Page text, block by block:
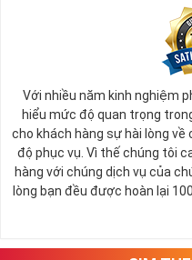
Sim Lục
Với những người có mệnh hợp
vào quá trình làm việc, họ luôn
Với nhiều năm kinh nghiệm
hiểu mức độ quan trọng
cho khách hàng sự hài lòng
độ phục vụ. Vì thế chúng tôi
hàng với chúng dịch vụ của
lòng bạn đều được hoàn lại